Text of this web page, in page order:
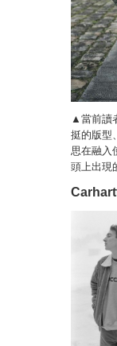
▲當前讀
挺的版型
思在融入
頭上出現